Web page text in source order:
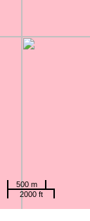
500 m
2000 ft